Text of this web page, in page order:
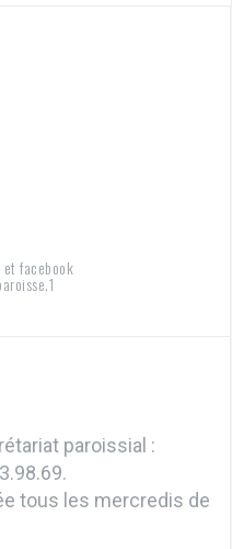
facebook
paroissial :
tous les mercredis de